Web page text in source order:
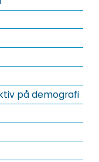
på demografi